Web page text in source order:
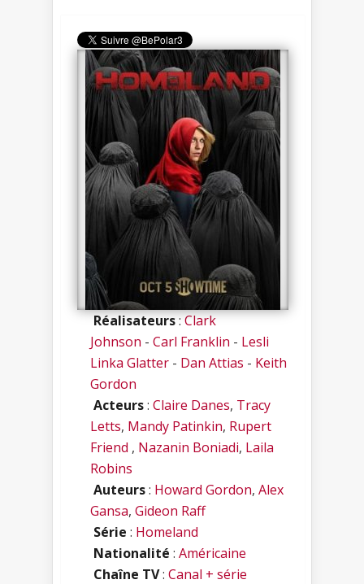
Réalisateurs:Clark
Johnson - Carl Franklin - Lesli
Linka Glatter - Dan Attias - Keith
Gordon
Acteurs: Claire Danes, Tracy
Letts, Mandy Patinkin, Rupert
Friend , Nazanin Boniadi, Laila
Robins
Auteurs: Howard Gordon, Alex
Gansa, Gideon Raff
Série : Homeland
Nationalité : Américaine
Chaîne TV: Canal + série